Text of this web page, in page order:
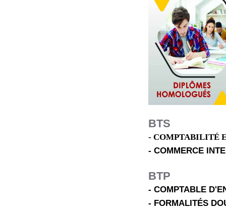
BTS
- COMPTABILITÉ
- COMMERCE
BTP
- COMPTABLE
- FORMALITÉS